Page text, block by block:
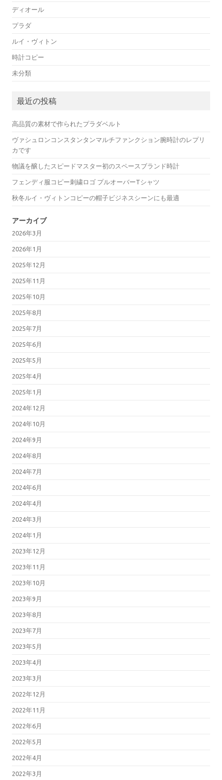
ディオール
プラダ
ルイ・ヴィトン
時計コピー
未分類
最近の投稿
高品質の素材で作られたプラダベルト
ヴァシュロンコンスタンタンマルチファンクション腕時計のレプリ
カです
物議を醸したスピードマスター初のスペースブランド時計
フェンディ服コピー刺繍ロゴ プルオーバーTシャツ
秋冬ルイ・ヴィトンコピーの帽子ビジネスシーンにも最適
アーカイブ
2026年3月
2026年1月
2025年12月
2025年11月
2025年10月
2025年8月
2025年7月
2025年6月
2025年5月
2025年4月
2025年1月
2024年12月
2024年10月
2024年9月
2024年8月
2024年7月
2024年6月
2024年4月
2024年3月
2024年1月
2023年12月
2023年11月
2023年10月
2023年9月
2023年8月
2023年7月
2023年5月
2023年4月
2023年3月
2022年12月
2022年11月
2022年6月
2022年5月
2022年4月
2022年3月